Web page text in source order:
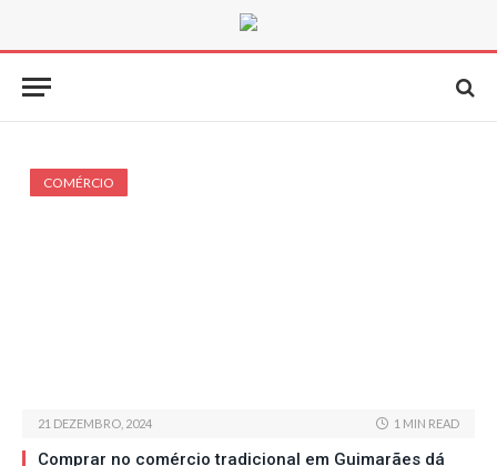
COMÉRCIO
21 DEZEMBRO, 2024 1 MIN READ
Comprar no comércio tradicional em Guimarães dá